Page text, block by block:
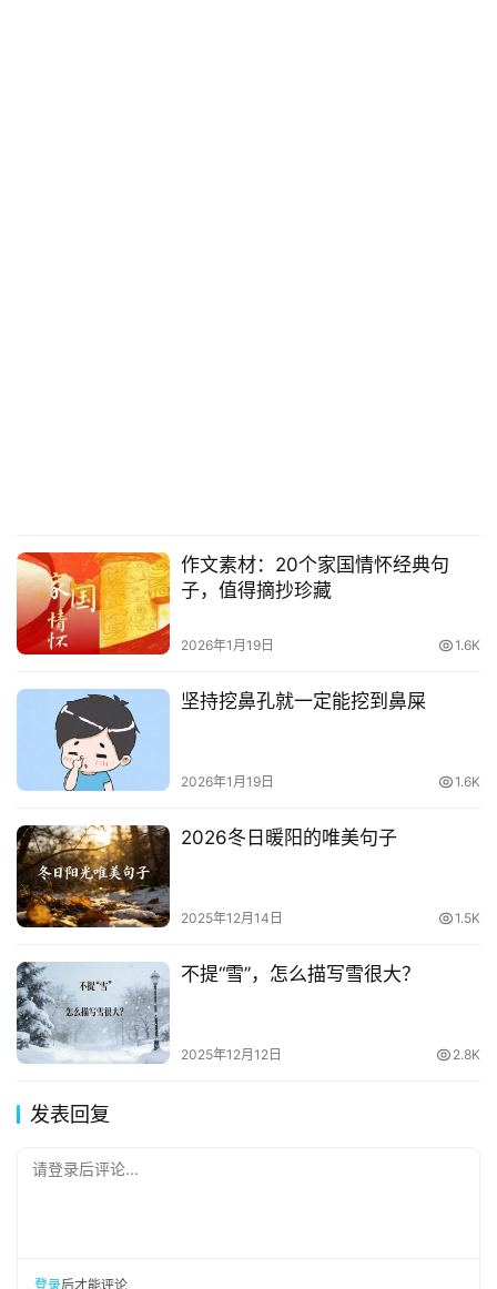
作文素材：20个家国情怀经典句
子，值得摘抄珍藏
2026年1月19日 1.6K
坚持挖鼻孔就一定能挖到鼻屎
2026年1月19日 1.6K
2026冬日暖阳的唯美句子
2025年12月14日 1.5K
不提“雪”，怎么描写雪很大？
2025年12月12日 2.8K
发表回复
请登录后评论...
登录后才能评论